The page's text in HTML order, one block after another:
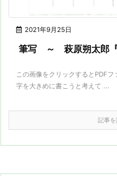
2021年9月25日
筆写 ～ 萩原朔太郎『
この画像をクリックするとPDF
字を大きめに書こうと考えて ...
記事を